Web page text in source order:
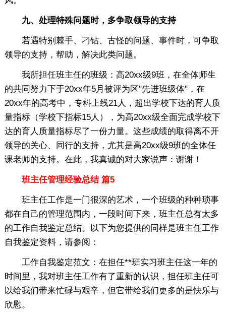
九、处理特殊问题时，多争取领导的支持
若遇特别棘手、刁钻、古怪的问题、事件时，可争取
领导的支持，帮助，解决此类问题。
我所担任班主任的班级：高20xx级9班，在全体师生
的共同努力下于20xx年5月被评为区"先进班级体"，在
20xx年的高考中，专科上线21人，超出学校下达的育人质
量指标（学校下指标15人），为高20xx级全面完成学校下
达的育人质量指标尽了一份力量。这些成绩的取得离不开
领导的关心、同行的支持，尤其是高20xx级9班的全体任
课老师的支持。在此，我真诚的对大家说声：谢谢！
班主任管理经验总结 篇5
班主任工作是一门很深的艺术，一个班级的种种琐事
都在自己的管理范围内，一段时间下来，班主任总有太多
的工作自我鉴定总结。以下为您提供的同样是班主任工作
自我鉴定资料，请参阅：
工作自我鉴定范文：在担任**班实习班主任这一年的
时间里，我对班主任工作有了重新的认识，担任班主任可
以给我们带来忙碌与艰辛，但它带给我们更多的是快乐与
欣慰。